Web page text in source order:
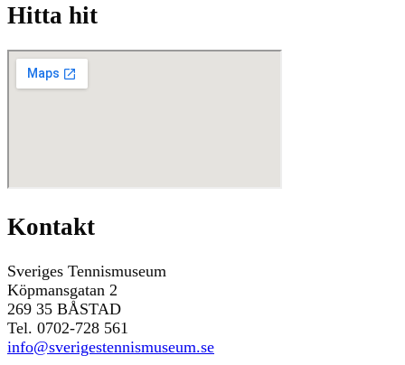
Hitta hit
Kontakt
Sveriges Tennismuseum
Köpmansgatan 2
269 35 BÅSTAD
Tel. 0702-728 561
info@sverigestennismuseum.se